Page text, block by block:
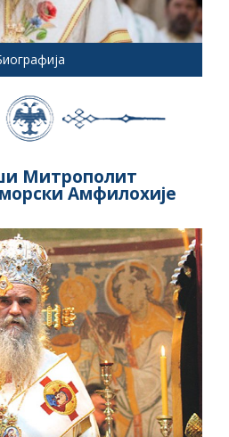
Митрополит
Амфилохије